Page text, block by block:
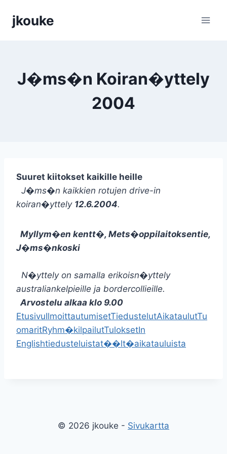
sisältöön
jkouke
J�ms�n Koiran�yttely
2004
Suuret kiitokset kaikille heille
J�ms�n kaikkien rotujen drive-in
koiran�yttely 12.6.2004.
Myllym�en kentt�, Mets�oppilaitoksentie,
J�ms�nkoski
N�yttely on samalla erikoisn�yttely
australiankelpieille ja bordercollieille.
Arvostelu alkaa klo 9.00
EtusivuIlmoittautumisetTiedustelutAikataulutTu
omaritRyhm�kilpailutTuloksetIn
Englishtiedusteluistat��lt�aikatauluista
© 2026 jkouke - Sivukartta